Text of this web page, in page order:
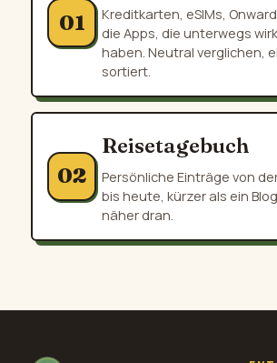
01
Kreditkarten, eSIMs,
die Apps, die unterwegs
haben. Neutral verglichen,
sortiert.
02
Reisetagebuch
Persönliche Einträge von
bis heute, kürzer als ein
näher dran.